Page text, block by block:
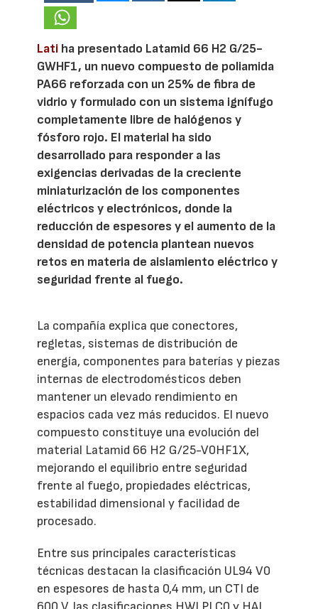
Lati ha presentado Latamid 66 H2 G/25-
GWHF1, un nuevo compuesto de poliamida
PA66 reforzada con un 25% de fibra de
vidrio y formulado con un sistema ignífugo
completamente libre de halógenos y
fósforo rojo. El material ha sido
desarrollado para responder a las
exigencias derivadas de la creciente
miniaturización de los componentes
eléctricos y electrónicos, donde la
reducción de espesores y el aumento de la
densidad de potencia plantean nuevos
retos en materia de aislamiento eléctrico y
seguridad frente al fuego.
La compañía explica que conectores,
regletas, sistemas de distribución de
energía, componentes para baterías y piezas
internas de electrodomésticos deben
mantener un elevado rendimiento en
espacios cada vez más reducidos. El nuevo
compuesto constituye una evolución del
material Latamid 66 H2 G/25-V0HF1X,
mejorando el equilibrio entre seguridad
frente al fuego, propiedades eléctricas,
estabilidad dimensional y facilidad de
procesado.
Entre sus principales características
técnicas destacan la clasificación UL94 V0
en espesores de hasta 0,4 mm, un CTI de